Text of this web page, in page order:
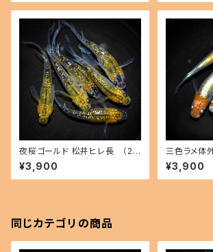
夜桜ゴールド 松井ヒレ長 （20
26年産まれ） オス3 メス3(現物
出品) ikahoff C-0728-5146
2-a
¥3,900
三色ラメ
まれ） オス
ahoff A-
¥3,900
同じカテゴリの商品